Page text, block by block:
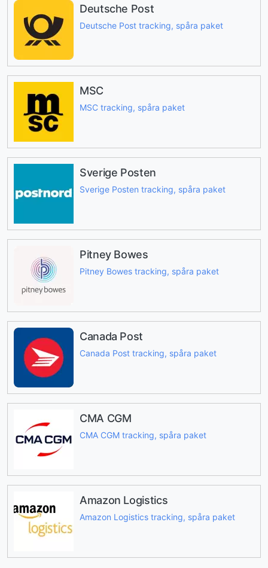
Deutsche Post
Deutsche Post tracking, spåra paket
MSC
MSC tracking, spåra paket
Sverige Posten
Sverige Posten tracking, spåra paket
Pitney Bowes
Pitney Bowes tracking, spåra paket
Canada Post
Canada Post tracking, spåra paket
CMA CGM
CMA CGM tracking, spåra paket
Amazon Logistics
Amazon Logistics tracking, spåra paket